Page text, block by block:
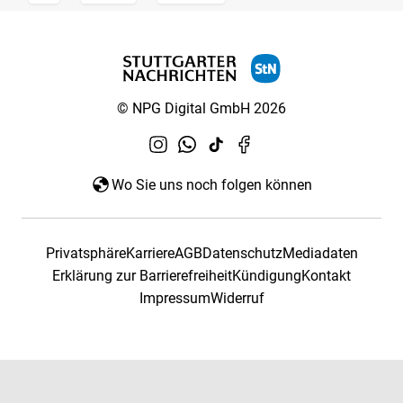
© NPG Digital GmbH 2026
Wo Sie uns noch folgen können
PrivatsphäreKarriereAGBDatenschutzMediadaten
Erklärung zur BarrierefreiheitKündigungKontakt
ImpressumWiderruf